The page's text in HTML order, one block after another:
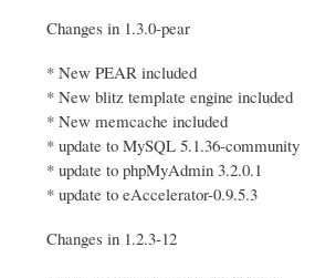
Changes in 1.3.0-pear
* New PEAR included
* New blitz template engine included
* New memcache included
* update to MySQL 5.1.36-community
* update to phpMyAdmin 3.2.0.1
* update to eAccelerator-0.9.5.3
Changes in 1.2.3-12